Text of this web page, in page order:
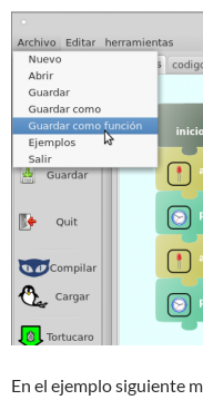
En el ejemplo siguiente